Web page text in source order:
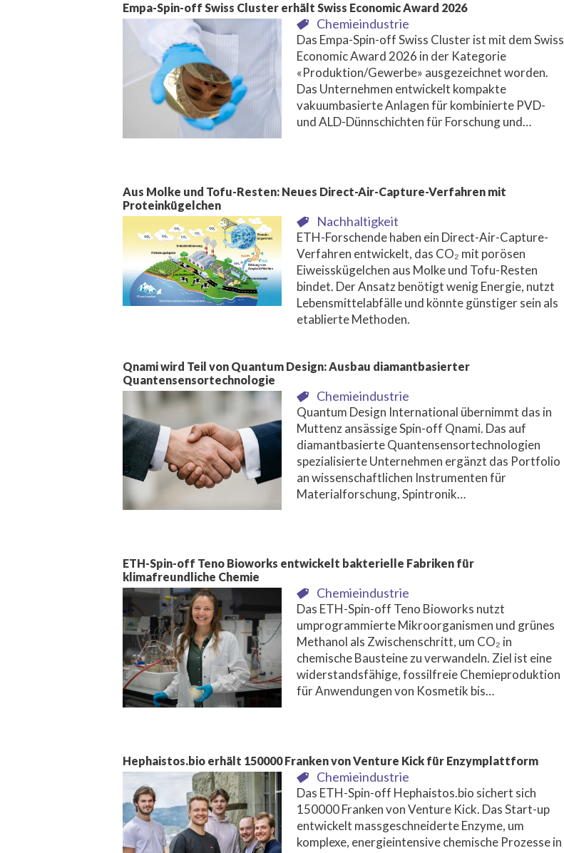
Empa-Spin-off Swiss Cluster erhält Swiss Economic Award 2026
Chemieindustrie
Das Empa-Spin-off Swiss Cluster ist mit dem Swiss
Economic Award 2026 in der Kategorie
«Produktion/Gewerbe» ausgezeichnet worden.
Das Unternehmen entwickelt kompakte
vakuumbasierte Anlagen für kombinierte PVD-
und ALD-Dünnschichten für Forschung und…
Aus Molke und Tofu-Resten: Neues Direct-Air-Capture-Verfahren mit
Proteinkügelchen
Nachhaltigkeit
ETH-Forschende haben ein Direct-Air-Capture-
Verfahren entwickelt, das CO₂ mit porösen
Eiweisskügelchen aus Molke und Tofu-Resten
bindet. Der Ansatz benötigt wenig Energie, nutzt
Lebensmittelabfälle und könnte günstiger sein als
etablierte Methoden.
Qnami wird Teil von Quantum Design: Ausbau diamantbasierter
Quantensensortechnologie
Chemieindustrie
Quantum Design International übernimmt das in
Muttenz ansässige Spin-off Qnami. Das auf
diamantbasierte Quantensensortechnologien
spezialisierte Unternehmen ergänzt das Portfolio
an wissenschaftlichen Instrumenten für
Materialforschung, Spintronik…
ETH-Spin-off Teno Bioworks entwickelt bakterielle Fabriken für
klimafreundliche Chemie
Chemieindustrie
Das ETH-Spin-off Teno Bioworks nutzt
umprogrammierte Mikroorganismen und grünes
Methanol als Zwischenschritt, um CO₂ in
chemische Bausteine zu verwandeln. Ziel ist eine
widerstandsfähige, fossilfreie Chemieproduktion
für Anwendungen von Kosmetik bis…
Hephaistos.bio erhält 150000 Franken von Venture Kick für Enzymplattform
Chemieindustrie
Das ETH-Spin-off Hephaistos.bio sichert sich
150000 Franken von Venture Kick. Das Start-up
entwickelt massgeschneiderte Enzyme, um
komplexe, energieintensive chemische Prozesse in